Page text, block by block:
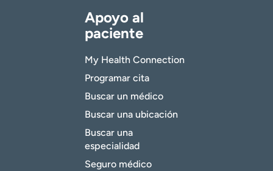
Apoyo al
paciente
My Health Connection
Programar cita
Buscar un médico
Buscar una ubicación
Buscar una
especialidad
Seguro médico